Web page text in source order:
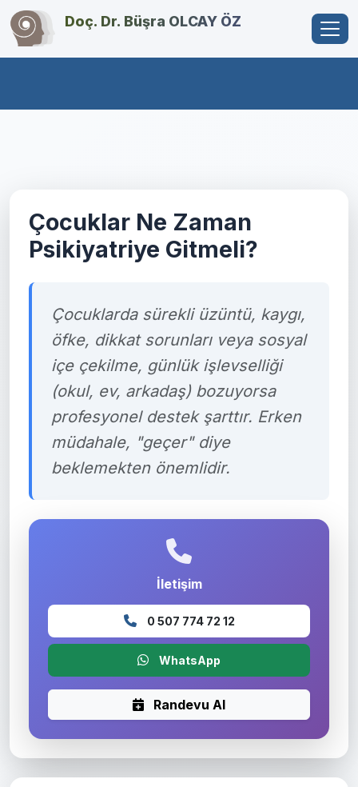
Doç. Dr. Büşra OLCAY ÖZ
Çocuklar Ne Zaman
Psikiyatriye Gitmeli?
Çocuklarda sürekli üzüntü, kaygı,
öfke, dikkat sorunları veya sosyal
içe çekilme, günlük işlevselliği
(okul, ev, arkadaş) bozuyorsa
profesyonel destek şarttır. Erken
müdahale, "geçer" diye
beklemekten önemlidir.
İletişim
0 507 774 72 12
WhatsApp
Randevu Al